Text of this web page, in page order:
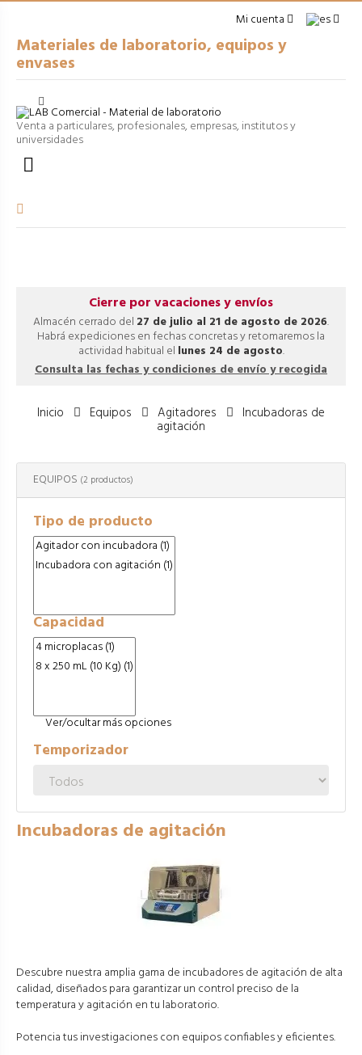
Mi cuenta
Materiales de laboratorio, equipos y
envases
Cerrar
arrow_right
USO GENERAL
arrow_right
ENVASES
arrow_right
VOLUMÉTRICO
Venta a particulares, profesionales, empresas, institutos y
universidades

Cierre por vacaciones y envíos
Almacén cerrado del 27 de julio al 21 de agosto de 2026.
Habrá expediciones en fechas concretas y retomaremos la
actividad habitual el lunes 24 de agosto.
Consulta las fechas y condiciones de envío y recogida
Inicio Equipos Agitadores Incubadoras de
agitación
EQUIPOS (2 productos)
Tipo de producto
Capacidad
Ver/ocultar más opciones
Temporizador
Incubadoras de agitación
Descubre nuestra amplia gama de incubadores de agitación de alta
calidad, diseñados para garantizar un control preciso de la
temperatura y agitación en tu laboratorio.
Potencia tus investigaciones con equipos confiables y eficientes.